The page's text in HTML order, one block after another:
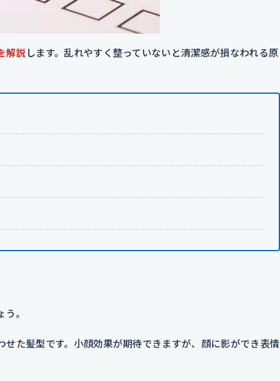
解説 します。乱れやすく整っていないと清潔感が損なわれる原
う。
た髪型です。小顔効果が期待できますが、顔に影ができ表情